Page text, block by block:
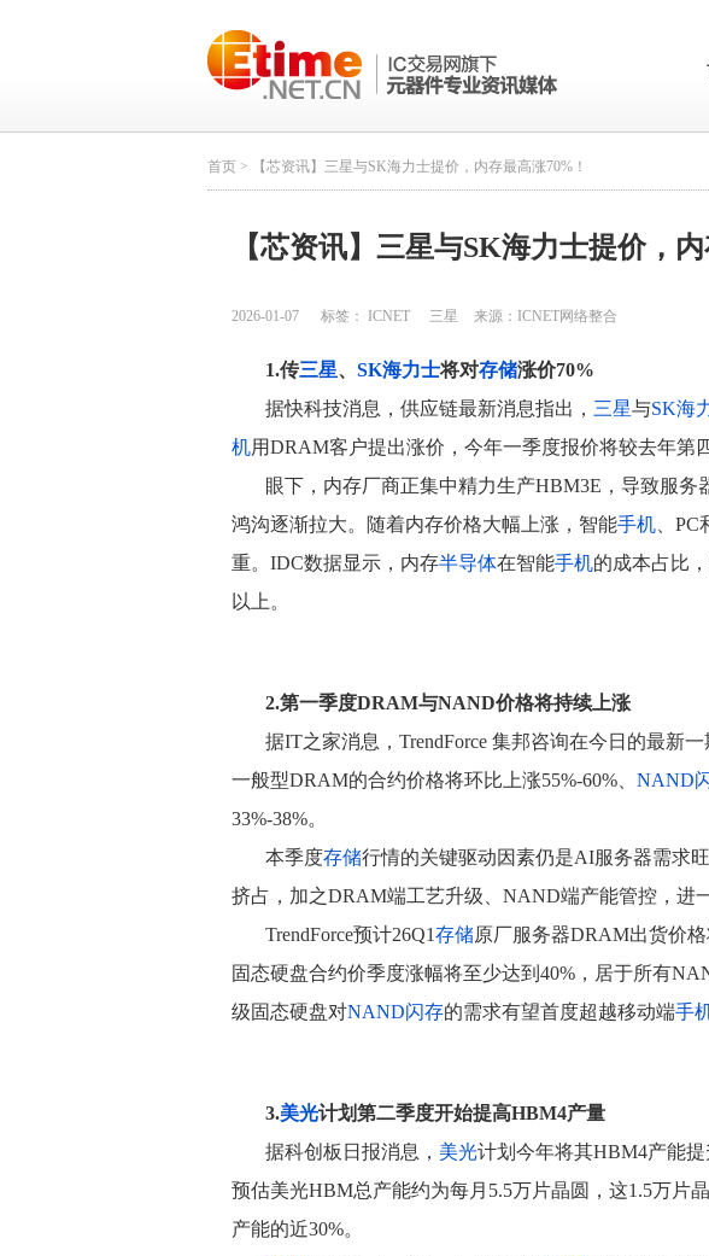
首页 > 【芯资讯】三星与SK海力士提价，内存最高涨70%！
【芯资讯】三星与SK海力士提价，
2026-01-07 标签： ICNET 三星 来源： ICNET网络整合
1.传三星、 SK海力士将对存储涨价70%
据快科技消息，供应链最新消息指出， 三星与SK海
机用DRAM客户提出涨价，今年一季度报价将较去年第
眼下，内存厂商正集中精力生产HBM3E，导致服务
鸿沟逐渐拉大。随着内存价格大幅上涨，智能手机 、
重。IDC数据显示，内存半导体在智能手机的成本占比
以上。
2.第一季度DRAM与NAND价格将持续上涨
据IT之家消息，TrendForce 集邦咨询在今日的最新
一般型DRAM的合约价格将环比上涨55%-60%、 NAND
33%-38%。
本季度存储行情的关键驱动因素仍是AI服务器需求
挤占，加之DRAM端工艺升级、NAND端产能管控，进
TrendForce预计26Q1存储原厂服务器DRAM出货价
固态硬盘合约价季度涨幅将至少达到40%，居于所有
级固态硬盘对NAND闪存的需求有望首度超越移动端手
3.美光计划第二季度开始提高HBM4产量
据科创板日报消息， 美光计划今年将其HBM4产能提
预估美光HBM总产能约为每月5.5万片晶圆，这1.5万片
产能的近30%。